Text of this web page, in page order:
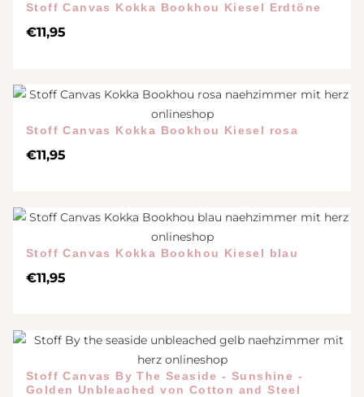
Stoff Canvas Kokka Bookhou Kiesel Erdtöne
€11,95
Stoff Canvas Kokka Bookhou Kiesel rosa
€11,95
Stoff Canvas Kokka Bookhou Kiesel blau
€11,95
Stoff Canvas By The Seaside - Sunshine -
Golden Unbleached von Cotton and Steel